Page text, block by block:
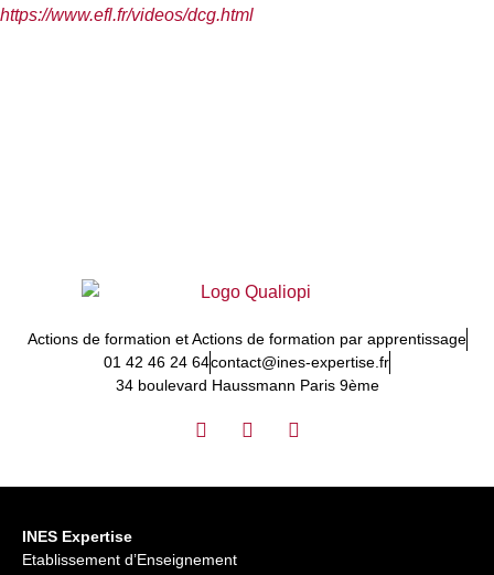
https://www.efl.fr/videos/dcg.html
Actions de formation et Actions de formation par apprentissage
01 42 46 24 64contact@ines-expertise.fr
34 boulevard Haussmann Paris 9ème
INES Expertise
Etablissement d’Enseignement